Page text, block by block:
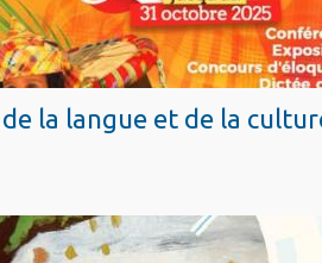
la langue et de la